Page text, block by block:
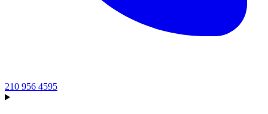
210 956 4595